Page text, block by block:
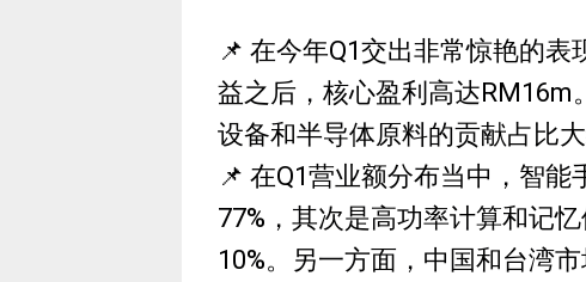
📌 在今年Q1交出非常惊艳的
益之后，核心盈利高达RM16m
设备和半导体原料的贡献占比大
📌 在Q1营业额分布当中，智
77%，其次是高功率计算和记
10%。另一方面，中国和台湾